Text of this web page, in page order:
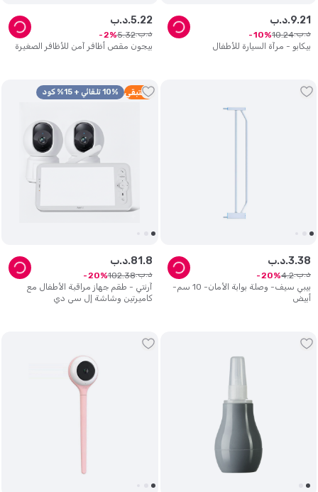
بيكابو - مرآة السيارة للأطفال
د.ب.9.21
د.ب. 10.24
10
بيجون مقص أظافر آمن للأظافر الصغيرة
د.ب.5.22
د.ب. 5.32
2
بيبي سيف- وصلة بوابة الأمان- 10 سم-
أبيض
د.ب.3.38
د.ب. 4.2
20
2 متبقي 10% تلقائي + 15% كود
آرنتي - طقم جهاز مراقبة الأطفال مع
كاميرتين وشاشة إل سي دي
د.ب.81 .8
د.ب. 102.38
20